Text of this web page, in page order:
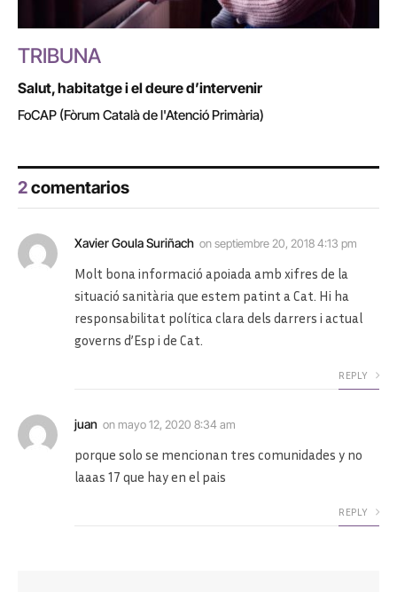
TRIBUNA
Salut, habitatge i el deure d’intervenir
FoCAP (Fòrum Català de l'Atenció Primària)
2comentarios
Xavier Goula Suriñach onseptiembre 20, 2018 4:13 pm
Molt bona informació apoiada amb xifres de la
situació sanitària que estem patint a Cat. Hi ha
responsabilitat política clara dels darrers i actual
governs d’Esp i de Cat.
REPLY
juan onmayo 12, 2020 8:34 am
porque solo se mencionan tres comunidades y no
laaas 17 que hay en el pais
REPLY